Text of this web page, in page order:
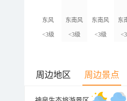
东风
<3级
东南风
<3级
东南风
<3级
东
周边地区 周边景点